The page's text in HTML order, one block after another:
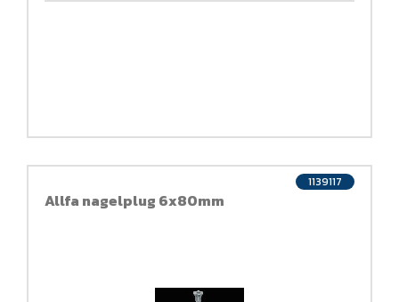
Allfa nagelplug 6x80mm
1139117